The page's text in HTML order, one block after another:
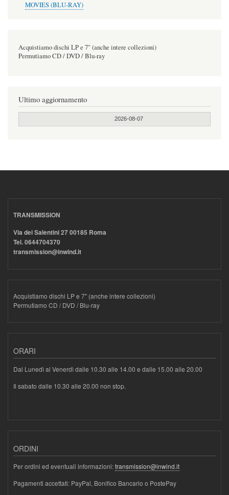
MOVIES (BLU-RAY)
Acquistiamo dischi LP e 7" (anche intere collezioni)
Permutiamo CD / DVD / Blu-ray
Ultimo aggiornamento
2026-08-07
TRANSMISSION
Via dei Salentini 27 00185 Roma
Tel. 0644704370
transmission@inwind.it
Acquistiamo dischi LP e 7" (anche intere collezioni)
Permutiamo CD / DVD / Blu-ray
ORARI
Dal Lunedì al Venerdì dalle 10.30 alle 14.00 e dalle 15.00 alle 20.00
Il sabato dalle 10.30 alle 20.00 non stop.
ORDINI
Per ordini ed eventuali informazioni:transmission@inwind.it
Pagamenti accettati: PayPal, Bonifico Bancario o PostePay